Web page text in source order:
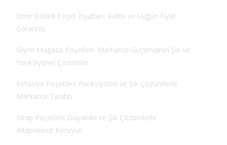
İzmir Baskılı Poşet Fiyatları: Kalite ve Uygun Fiyat
Garantisi
Giyim Mağaza Poşetleri: Markanızı Güçlendiren Şık ve
Fonksiyonel Çözümler
Kırtasiye Poşetleri: Fonksiyonel ve Şık Çözümlerle
Markanızı Tanıtın
Kitap Poşetleri: Dayanıklı ve Şık Çözümlerle
Kitaplarınızı Koruyun